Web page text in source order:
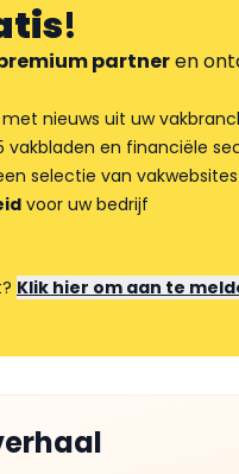
!
partneren
met nieuws uit uw
vakbladen en financiële
selectie van vakwebsites
voor uw bedrijf
Klik hier om aan te